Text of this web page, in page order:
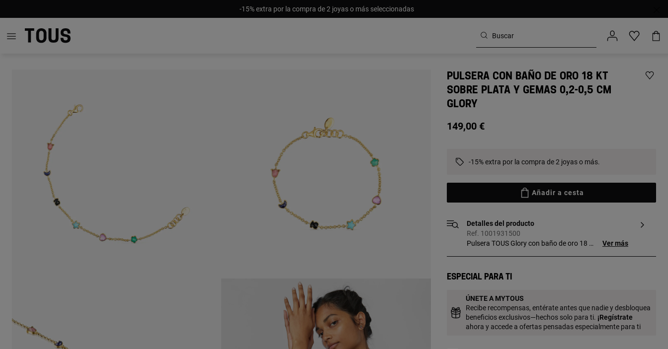
-15% extra por la compra de 2 joyas o más seleccionadas
PULSERA CON BAÑO DE ORO 18 KT
SOBRE PLATA Y GEMAS 0,2-0,5 CM
GLORY
149,00 €
-15% extra por la compra de 2 joyas o más.
Añadir a cesta
Detalles del producto
Ref. 1001931500
Pulsera TOUS Glory con baño de oro 18 kt
malaquita. Tamaño de los motivos: 0,2 -
con plata de primera ley con baño de oro
de 18 a 23 kt y 3 micras de espesor. Esta
calidad garantiza una mayor durabilidad
de la joya.
Ver más
Especial para ti
ÚNETE A MYTOUS
Recibe recompensas, entérate antes que nadie y desbloquea
beneficios exclusivos—hechos solo para ti. ¡Regístrate
ahora y accede a ofertas pensadas especialmente para ti